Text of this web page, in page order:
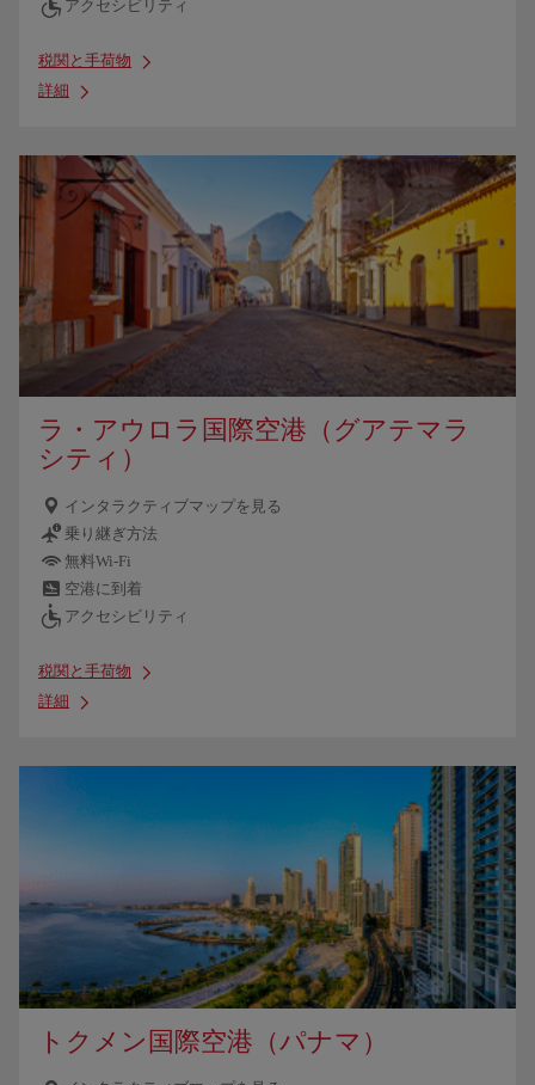
アクセシビリティ
税関と手荷物
詳細
ラ・アウロラ国際空港（グアテマラ
シティ）
インタラクティブマップを見る
乗り継ぎ方法
無料Wi-Fi
空港に到着
アクセシビリティ
税関と手荷物
詳細
トクメン国際空港（パナマ）